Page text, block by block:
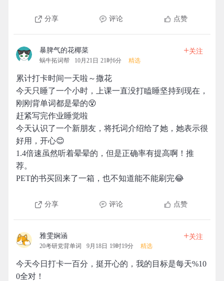
分享 评论 点赞
暴脾气的花椰菜
蜗牛拓词帮 10月21日 21时6分 精选
+关注
累计打卡时间一天啦～撒花
今天只睡了一个小时，上课一直没打瞌睡坚持到现在，
刚刚背单词都是晕的😵
赶紧写完作业睡觉啦
今天认识了一个新朋友，将托词介绍给了她，她表示很
好用，开心😊
1.4倍速虽然听着晕晕的，但是正确率有提高啊！推
荐。
PET的书买回来了一箱，也不知道能不能刷完😂
分享 评论 点赞
雅雯娴涵
20考研党背单词 9月18日 19时19分 精选
+关注
今天今日打卡一百分，挺开心的，我的目标是每天%10
0全对！